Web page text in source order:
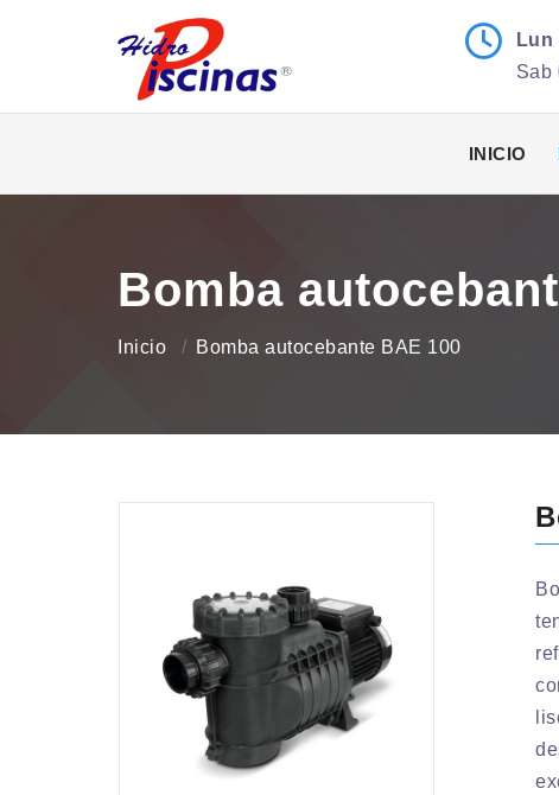
Lun
Sab
INICIO
Bomba
Inicio Bomba autocebante BAE 100